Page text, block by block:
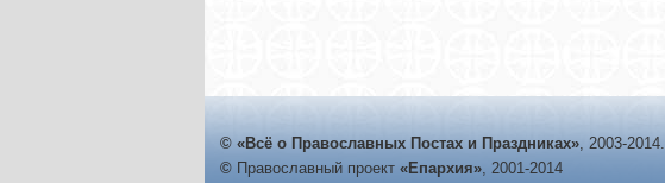
© «Всё о Православных Постах и Праздниках», 2003-2014.
© Православный проект «Епархия», 2001-2014